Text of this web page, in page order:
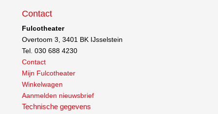
Contact
Fulcotheater
Overtoom 3, 3401 BK IJsselstein
Tel. 030 688 4230
Contact
Mijn Fulcotheater
Winkelwagen
Aanmelden nieuwsbrief
Technische gegevens